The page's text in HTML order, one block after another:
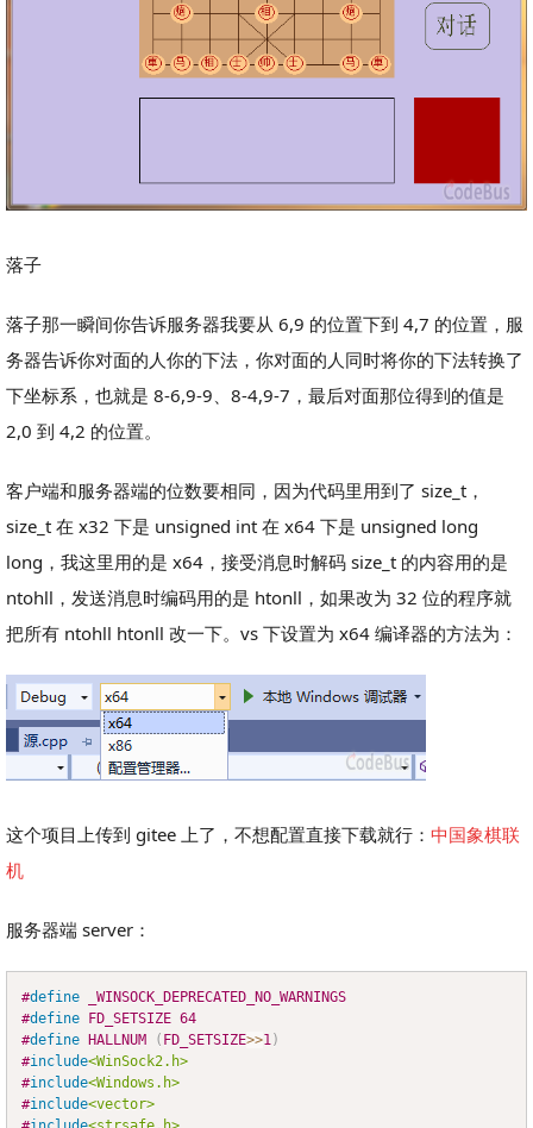
落子
落子那一瞬间你告诉服务器我要从 6,9 的位置下到 4,7 的位置，服
务器告诉你对面的人你的下法，你对面的人同时将你的下法转换了
下坐标系，也就是 8-6,9-9、8-4,9-7，最后对面那位得到的值是
2,0 到 4,2 的位置。
客户端和服务器端的位数要相同，因为代码里用到了 size_t，
size_t 在 x32 下是 unsigned int 在 x64 下是 unsigned long
long，我这里用的是 x64，接受消息时解码 size_t 的内容用的是
ntohll，发送消息时编码用的是 htonll，如果改为 32 位的程序就
把所有 ntohll htonll 改一下。vs 下设置为 x64 编译器的方法为：
这个项目上传到 gitee 上了，不想配置直接下载就行： 中国象棋联
机
服务器端 server：
#define
_WINSOCK_DEPRECATED_NO_WARNINGS
#define FD_SETSIZE 64
#define HALLNUM ( FD_SETSIZE>>1 )
#include<WinSock2.h>
#include<Windows.h>
#include<vector>